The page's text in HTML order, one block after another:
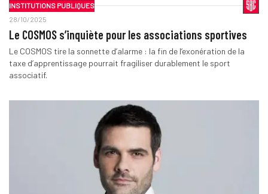
INSTITUTIONS PUBLIQUES
28/10/2025
Le COSMOS s’inquiète pour les associations sportives
Le COSMOS tire la sonnette d’alarme : la fin de l’exonération de la
taxe d’apprentissage pourrait fragiliser durablement le sport
associatif.